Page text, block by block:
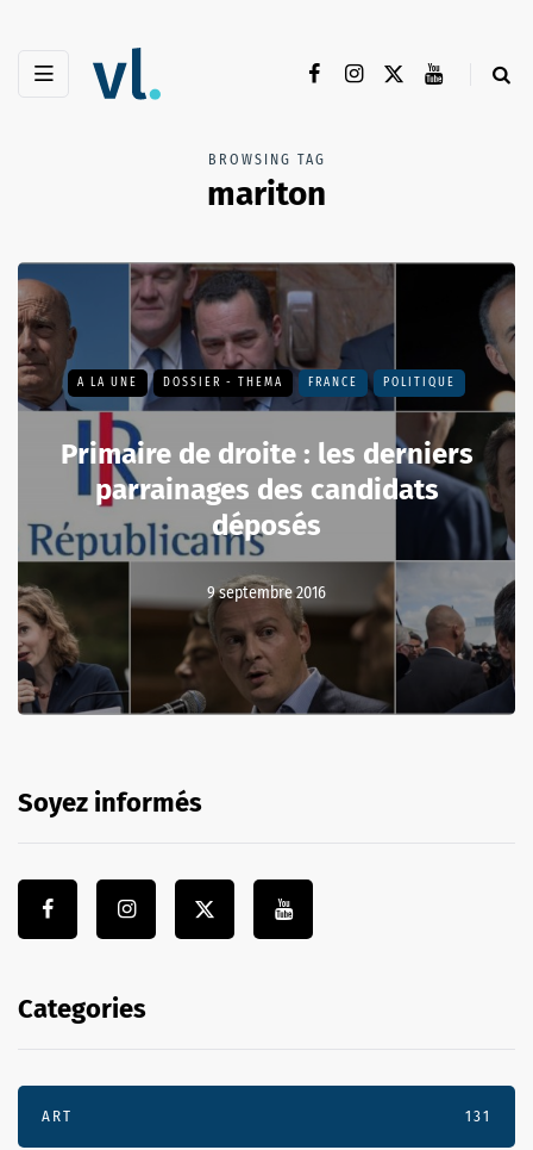
BROWSING TAG
mariton
A LA UNE DOSSIER - THEMA FRANCE POLITIQUE
Primaire de droite : les derniers
parrainages des candidats
déposés
9 septembre 2016
Soyez informés
Categories
ART 131